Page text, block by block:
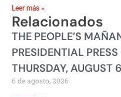
Leer más »
Relacionados
THE PEOPLE’S
PRESIDENTIAL
THURSDAY, AUGUST
6 de agosto, 2026